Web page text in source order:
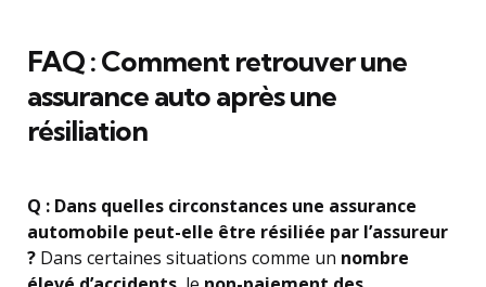
FAQ : Comment retrouver une
assurance auto après une
résiliation
Q : Dans quelles circonstances une assurance
automobile peut-elle être résiliée par l’assureur
? Dans certaines situations comme un nombre